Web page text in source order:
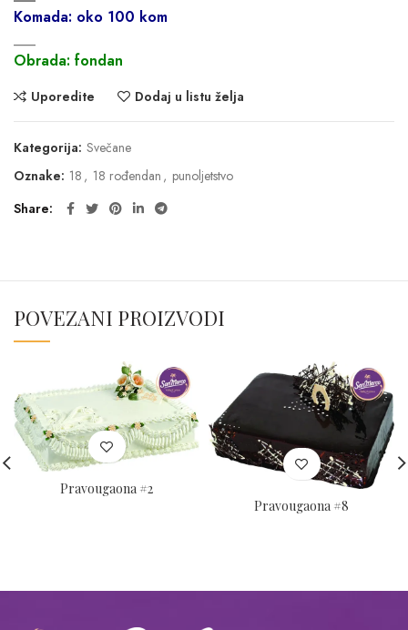
Komada: oko 100 kom
Obrada: fondan
Uporedite Dodaj u listu želja
Kategorija: Svečane
Oznake: 18 , 18 rođendan , punoljetstvo
Share
POVEZANI PROIZVODI
Pravougaona #2
Pravougaona #8